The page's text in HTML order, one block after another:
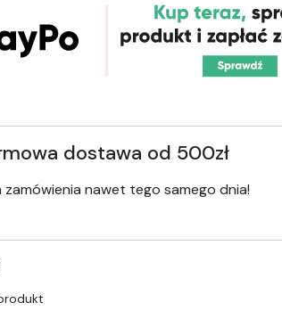
dostawa od 500zł
zamówienia nawet tego samego dnia!